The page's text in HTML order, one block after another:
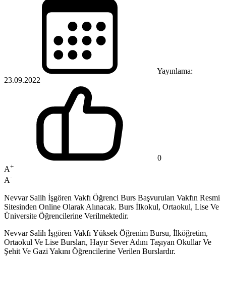
Yayınlama:
23.09.2022
0
A+
A-
Nevvar Salih İşgören Vakfı Öğrenci Burs Başvuruları Vakfın Resmi
Sitesinden Online Olarak Alınacak. Burs İlkokul, Ortaokul, Lise Ve
Üniversite Öğrencilerine Verilmektedir.
Nevvar Salih İşgören Vakfı Yüksek Öğrenim Bursu, İlköğretim,
Ortaokul Ve Lise Bursları, Hayır Sever Adını Taşıyan Okullar Ve
Şehit Ve Gazi Yakını Öğrencilerine Verilen Burslardır.